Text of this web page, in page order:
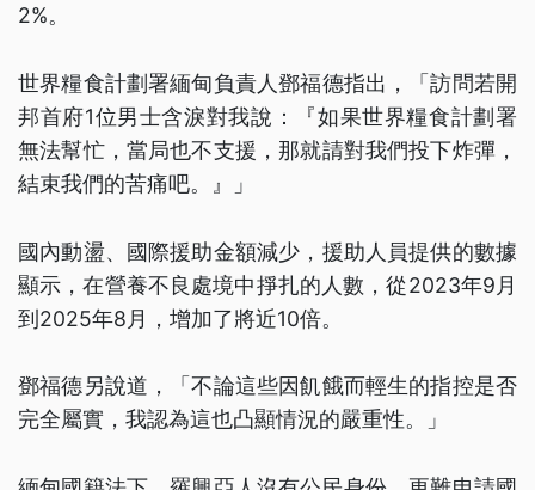
2%。
世界糧食計劃署緬甸負責人鄧福德指出，「訪問若開
邦首府1位男士含淚對我說：『如果世界糧食計劃署
無法幫忙，當局也不支援，那就請對我們投下炸彈，
結束我們的苦痛吧。』」
國內動盪、國際援助金額減少，援助人員提供的數據
顯示，在營養不良處境中掙扎的人數，從2023年9月
到2025年8月，增加了將近10倍。
鄧福德另說道，「不論這些因飢餓而輕生的指控是否
完全屬實，我認為這也凸顯情況的嚴重性。」